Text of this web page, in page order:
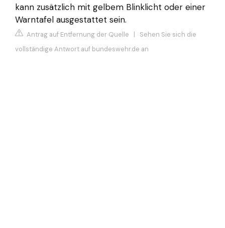
kann zusätzlich mit gelbem Blinklicht oder einer
Warntafel ausgestattet sein.
Antrag auf Entfernung der Quelle | Sehen Sie sich die
vollständige Antwort auf bundeswehr.de an